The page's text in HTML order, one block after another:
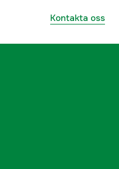
Kontakta oss